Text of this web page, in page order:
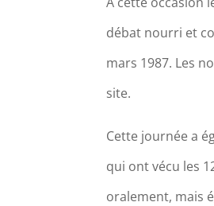
débat nourri et
mars 1987. Les
site.
Cette journée a
qui ont vécu les
oralement, mais